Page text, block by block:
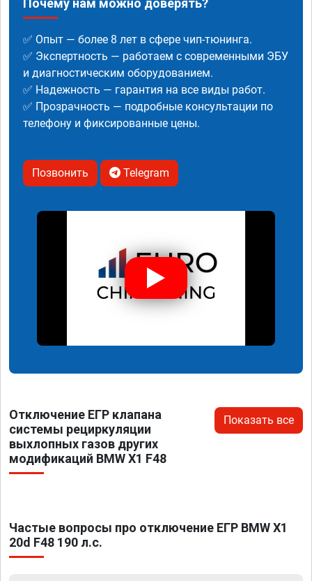
Почему нам можно доверять?
✅ Опыт — более 8 лет в сфере чип-тюнинга.
✅ Экспертность — работаем с современными ЭБУ
и диагностическим оборудованием.
✅ Надежность — гарантия на все виды работ.
✅ Прозрачность — подробные консультации по
телефону и фиксированные цены.
Позвонить Telegram
Отключение ЕГР клапана
системы рециркуляции
выхлопных газов других
модификаций BMW X1 F48
Показать все
Частые вопросы про отключение ЕГР BMW X1
20d F48 190 л.с.